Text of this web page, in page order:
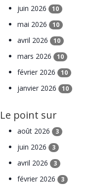
juin 2026 10
mai 2026 10
avril 2026 10
mars 2026 10
février 2026 10
janvier 2026 10
Le point sur
août 2026 3
juin 2026 3
avril 2026 3
février 2026 3